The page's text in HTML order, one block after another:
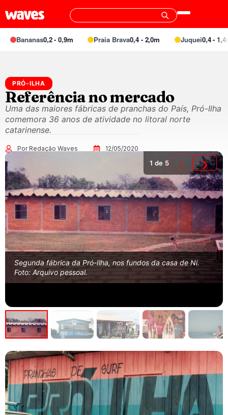
Bananas0,2 - 0,9m Praia Brava0,4 - 2,0m Juquei0,4 - 1,4m
PRÓ-ILHA
Referência no mercado
Uma das maiores fábricas de pranchas do País, Pró-Ilha
comemora 36 anos de atividade no litoral norte
catarinense.
Por Redação Waves 12/05/2020
Segunda fábrica da Pró-Ilha, nos fundos da casa de Ni.
Foto: Arquivo pessoal.
1 de 5 ❮ ❯